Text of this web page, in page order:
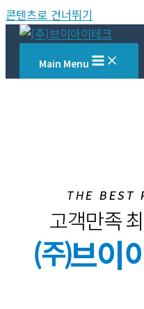
콘텐츠로 건너뛰기
Main Menu